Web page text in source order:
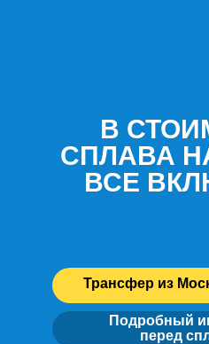
В
СПЛАВА
ВСЕ
Трансфер из
Подробный
перед